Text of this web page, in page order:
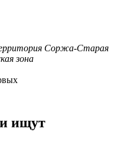
Соржа-Старая
зона
ищут